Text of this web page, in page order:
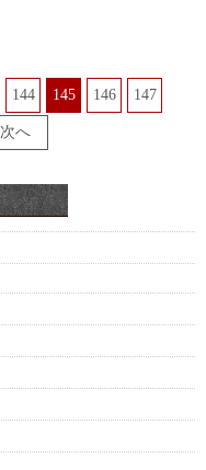
144 145 146 147